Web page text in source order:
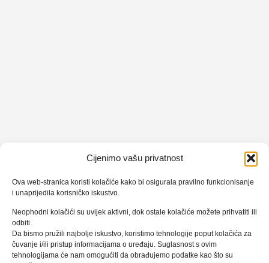
Cijenimo vašu privatnost
Ova web‑stranica koristi kolačiće kako bi osigurala pravilno funkcionisanje
i unaprijedila korisničko iskustvo.
Neophodni kolačići su uvijek aktivni, dok ostale kolačiće možete prihvatiti ili
odbiti.
Da bismo pružili najbolje iskustvo, koristimo tehnologije poput kolačića za
čuvanje i/ili pristup informacijama o uređaju. Suglasnost s ovim
tehnologijama će nam omogućiti da obrađujemo podatke kao što su